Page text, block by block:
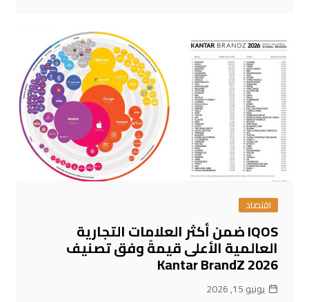
اقتصاد
IQOS ضمن أكثر العلامات التجارية
العالمية الأعلى قيمةً وفق تصنيف
Kantar BrandZ 2026
يونيو 15, 2026